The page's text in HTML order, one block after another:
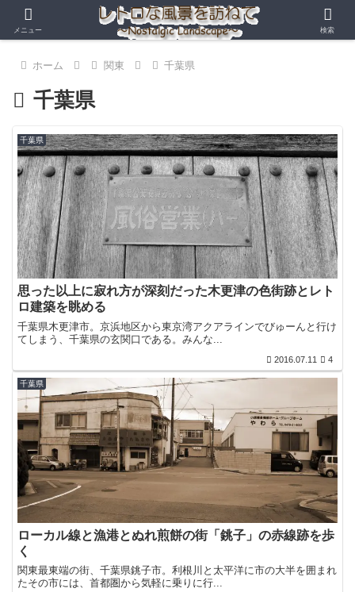
ホーム 関東 千葉県
千葉県
千葉県
思った以上に寂れ方が深刻だった木更津の色街跡とレト
ロ建築を眺める
千葉県木更津市。京浜地区から東京湾アクアラインでびゅーんと行け
てしまう、千葉県の玄関口である。みんな...
2016.07.11 4
千葉県
ローカル線と漁港とぬれ煎餅の街「銚子」の赤線跡を歩
く
関東最東端の街、千葉県銚子市。利根川と太平洋に市の大半を囲まれ
たその市には、首都圏から気軽に乗りに行...
メニュー 検索